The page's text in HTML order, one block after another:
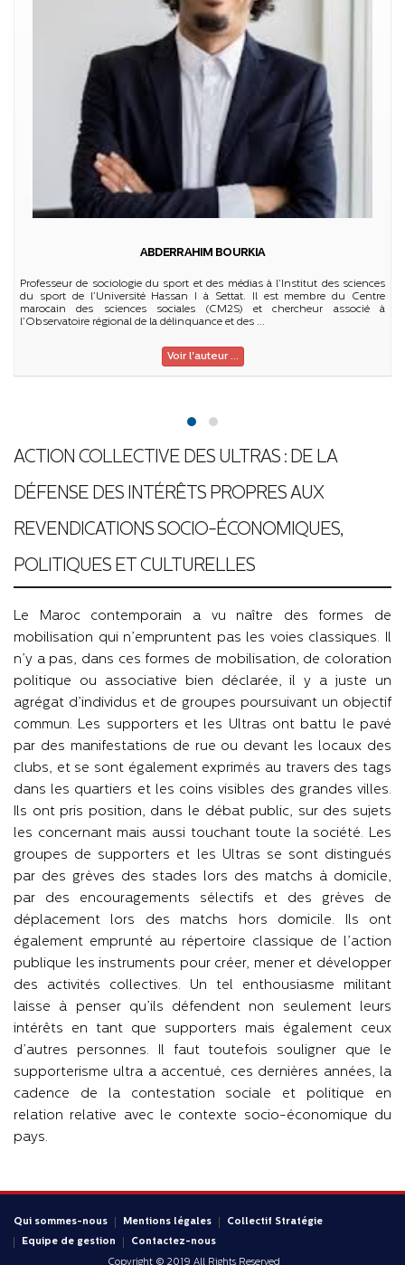
ABDERRAHIM BOURKIA
Professeur de sociologie du sport et des médias à l’Institut des sciences
du sport de l’Université Hassan I à Settat. Il est membre du Centre
marocain des sciences sociales (CM2S) et chercheur associé à
l’Observatoire régional de la délinquance et des ...
Voir l'auteur ...
ACTION COLLECTIVE DES ULTRAS : DE LA
DÉFENSE DES INTÉRÊTS PROPRES AUX
REVENDICATIONS SOCIO-ÉCONOMIQUES,
POLITIQUES ET CULTURELLES
Le Maroc contemporain a vu naître des formes de
mobilisation qui n’empruntent pas les voies classiques. Il
n’y a pas, dans ces formes de mobilisation, de coloration
politique ou associative bien déclarée, il y a juste un
agrégat d’individus et de groupes poursuivant un objectif
commun. Les supporters et les Ultras ont battu le pavé
par des manifestations de rue ou devant les locaux des
clubs, et se sont également exprimés au travers des tags
dans les quartiers et les coins visibles des grandes villes.
Ils ont pris position, dans le débat public, sur des sujets
les concernant mais aussi touchant toute la société. Les
groupes de supporters et les Ultras se sont distingués
par des grèves des stades lors des matchs à domicile,
par des encouragements sélectifs et des grèves de
déplacement lors des matchs hors domicile. Ils ont
également emprunté au répertoire classique de l’action
publique les instruments pour créer, mener et développer
des activités collectives. Un tel enthousiasme militant
laisse à penser qu’ils défendent non seulement leurs
intérêts en tant que supporters mais également ceux
d’autres personnes. Il faut toutefois souligner que le
supporterisme ultra a accentué, ces dernières années, la
cadence de la contestation sociale et politique en
relation relative avec le contexte socio-économique du
pays.
Qui sommes-nous Mentions légales
Collectif Stratégie
Equipe de gestion
Contactez-nous
Copyright © 2019 All Rights Reserved